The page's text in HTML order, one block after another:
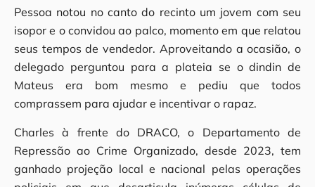
Pessoa notou no canto do recinto um jovem com seu
isopor e o convidou ao palco, momento em que relatou
seus tempos de vendedor. Aproveitando a ocasião, o
delegado perguntou para a plateia se o dindin de
Mateus era bom mesmo e pediu que todos
comprassem para ajudar e incentivar o rapaz.
Charles à frente do DRACO, o Departamento de
Repressão ao Crime Organizado, desde 2023, tem
ganhado projeção local e nacional pelas operações